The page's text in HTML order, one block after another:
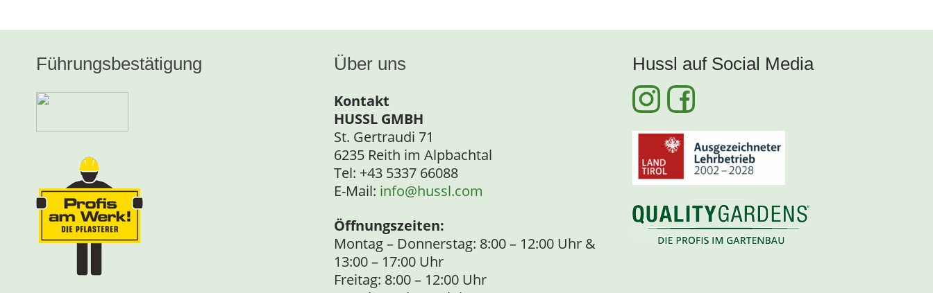
Führungsbestätigung Über uns
Kontakt
HUSSL GMBH
St. Gertraudi 71
6235 Reith im Alpbachtal
Tel: +43 5337 66088
E-Mail: info@hussl.com
Öffnungszeiten:
Montag – Donnerstag: 8:00 – 12:00 Uhr &
13:00 – 17:00 Uhr
Freitag: 8:00 – 12:00 Uhr
Hussl auf Social Media